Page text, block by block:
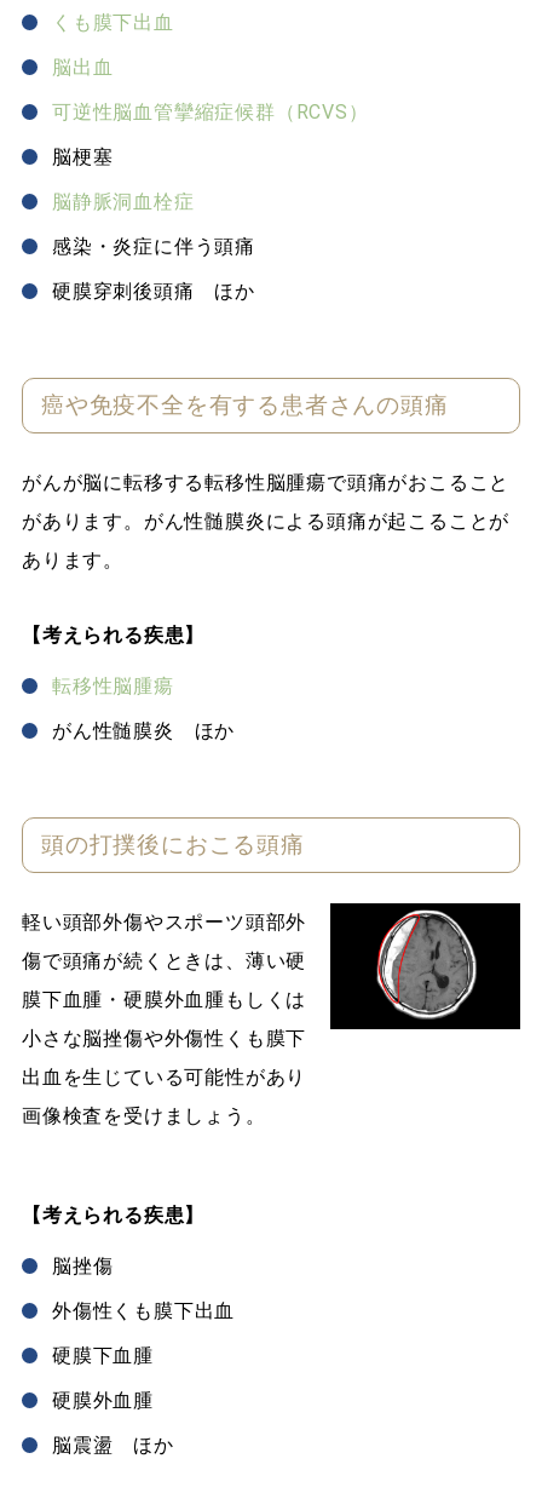
くも膜下出血
脳出血
可逆性脳血管攣縮症候群（RCVS）
脳梗塞
脳静脈洞血栓症
感染・炎症に伴う頭痛
硬膜穿刺後頭痛 ほか
癌や免疫不全を有する患者さんの頭痛
がんが脳に転移する転移性脳腫瘍で頭痛がおこること
があります。がん性髄膜炎による頭痛が起こることが
あります。
【考えられる疾患】
転移性脳腫瘍
がん性髄膜炎 ほか
頭の打撲後におこる頭痛
軽い頭部外傷やスポーツ頭部外
傷で頭痛が続くときは、薄い硬
膜下血腫・硬膜外血腫もしくは
小さな脳挫傷や外傷性くも膜下
出血を生じている可能性があり
画像検査を受けましょう。
【考えられる疾患】
脳挫傷
外傷性くも膜下出血
硬膜下血腫
硬膜外血腫
脳震盪 ほか